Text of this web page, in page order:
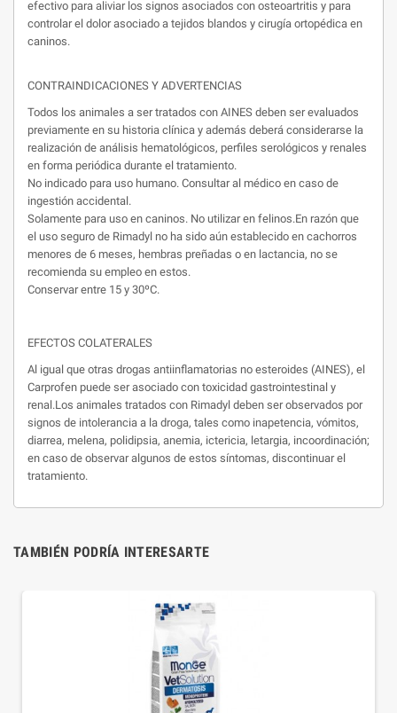
efectivo para aliviar los signos asociados con osteoartritis y para
controlar el dolor asociado a tejidos blandos y cirugía ortopédica en
caninos.
CONTRAINDICACIONES Y ADVERTENCIAS
Todos los animales a ser tratados con AINES deben ser evaluados
previamente en su historia clínica y además deberá considerarse la
realización de análisis hematológicos, perfiles serológicos y renales
en forma periódica durante el tratamiento.
No indicado para uso humano. Consultar al médico en caso de
ingestión accidental.
Solamente para uso en caninos. No utilizar en felinos.En razón que
el uso seguro de Rimadyl no ha sido aún establecido en cachorros
menores de 6 meses, hembras preñadas o en lactancia, no se
recomienda su empleo en estos.
Conservar entre 15 y 30ºC.
EFECTOS COLATERALES
Al igual que otras drogas antiinflamatorias no esteroides (AINES), el
Carprofen puede ser asociado con toxicidad gastrointestinal y
renal.Los animales tratados con Rimadyl deben ser observados por
signos de intolerancia a la droga, tales como inapetencia, vómitos,
diarrea, melena, polidipsia, anemia, ictericia, letargia, incoordinación;
en caso de observar algunos de estos síntomas, discontinuar el
tratamiento.
TAMBIÉN PODRÍA INTERESARTE